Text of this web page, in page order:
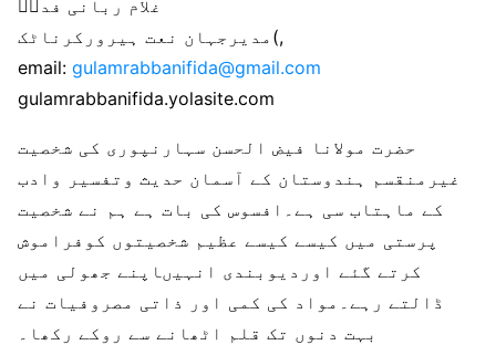
مدیرجہان نعت ہیرورکرناٹک(,
email: gulamrabbanifida@gmail.com
gulamrabbanifida.yolasite.com​
حضرت مولانا فیض الحسن سہارنپوری کی شخصیت
غیرمنقسم ہندوستان کے آسمان حدیث وتفسیر وادب
کے ماہتاب سی ہے۔افسوس کی بات ہے ہم نے شخصیت
پرستی میں کیسے کیسے عظیم شخصیتوں کوفراموش
کرتے گئے اوردیوبندی انہیںاپنے جھولی میں
ڈالتے رہے۔مواد کی کمی اور ذاتی مصروفیات نے
بہت دنوں تک قلم اٹھانے سے روکے رکھا۔